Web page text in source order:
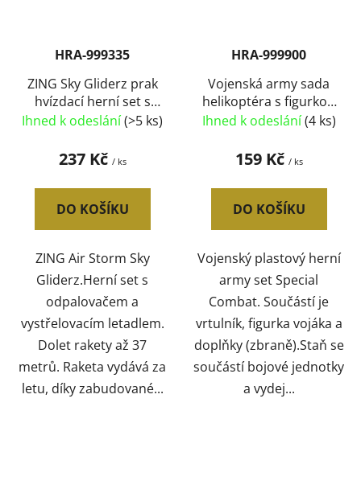
HRA-999335
ZING Sky Gliderz prak
hvízdací herní set s
raketou na kartě plast
Ihned k odeslání(>5 ks)
237 Kč / ks
DO KOŠÍKU
ZING Air Storm Sky
Gliderz.Herní set s
odpalovačem a
vystřelovacím letadlem.
Dolet rakety až 37
metrů. Raketa vydává za
letu, díky zabudované...
HRA-999900
Vojenská army sada
helikoptéra s figurkou
vojáka plast v krabici
Ihned k odeslání(4 ks)
159 Kč / ks
DO KOŠÍKU
Vojenský plastový herní
army set Special
Combat. Součástí je
vrtulník, figurka vojáka a
doplňky (zbraně).Staň se
součástí bojové jednotky
a vydej...